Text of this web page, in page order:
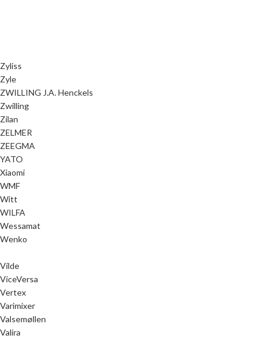
Zyliss
Zyle
ZWILLING J.A. Henckels
Zwilling
Zilan
ZELMER
ZEEGMA
YATO
Xiaomi
WMF
Witt
WILFA
Wessamat
Wenko
Vilde
ViceVersa
Vertex
Varimixer
Valsemøllen
Valira